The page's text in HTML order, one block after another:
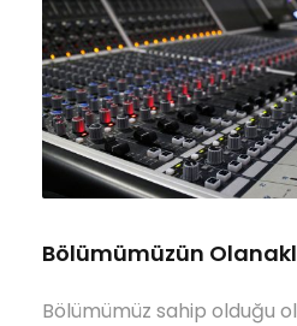
Bölümümüzün
Bölümümüz sahip olduğu